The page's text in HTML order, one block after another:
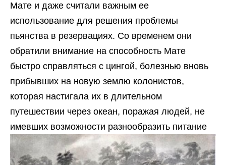
Мате и даже считали важным ее
использование для решения проблемы
пьянства в резервациях. Со временем они
обратили внимание на способность Мате
быстро справляться с цингой, болезнью вновь
прибывших на новую землю колонистов,
которая настигала их в длительном
путешествии через океан, поражая людей, не
имевших возможности разнообразить питание